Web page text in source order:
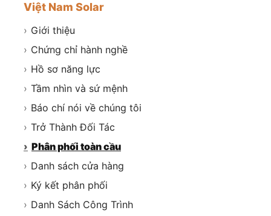
Việt Nam Solar
› Giới thiệu
› Chứng chỉ hành nghề
› Hồ sơ năng lực
› Tầm nhìn và sứ mệnh
› Báo chí nói về chúng tôi
› Trở Thành Đối Tác
› Phân phối toàn cầu
› Danh sách cửa hàng
› Ký kết phân phối
› Danh Sách Công Trình